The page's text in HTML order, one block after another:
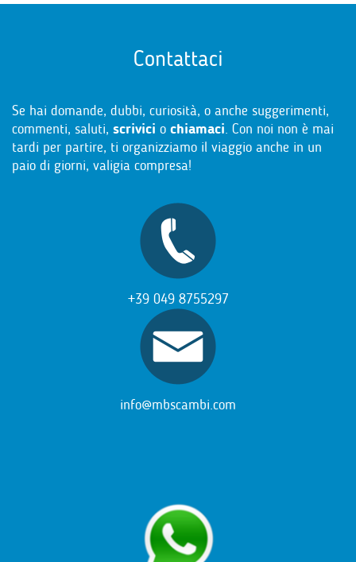
Contattaci
Se hai domande, dubbi, curiosità, o anche suggerimenti,
commenti, saluti, scrivici o chiamaci. Con noi non è mai
tardi per partire, ti organizziamo il viaggio anche in un
paio di giorni, valigia compresa!
+39 049 8755297
info@mbscambi.com